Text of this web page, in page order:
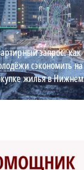
запрос: как
сэкономить на
жилья в Нижнем